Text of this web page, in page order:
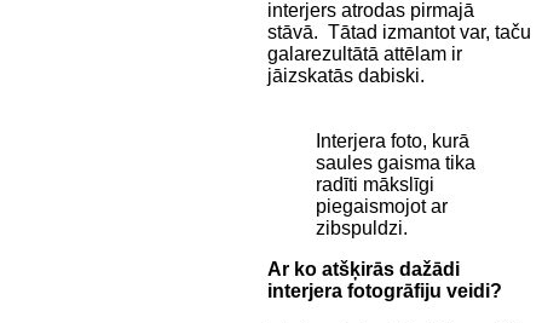
interjers atrodas pirmajā
stāvā. Tātad izmantot var, taču
galarezultātā attēlam ir
jāizskatās dabiski.
Interjera foto, kurā
saules gaisma tika
radīti mākslīgi
piegaismojot ar
zibspuldzi.
Ar ko atšķirās dažādi
interjera fotogrāfiju veidi?